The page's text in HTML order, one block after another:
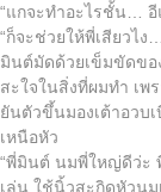
“แกจะทำอะไรชั้น… อี
“ก็จะช่วยให้พี่เสียวไ
มินต์มัดด้วยเข็มขัดขอ
สะใจในสิ่งที่ผมทำ เพ
ยันตัวขึ้นมองเต้าอวบ
เหนือหัว
“พี่มินต์ นมพี่ใหญ่ดีว่ะ
เล่น ใช้นิ้วสะกิดหัวนม